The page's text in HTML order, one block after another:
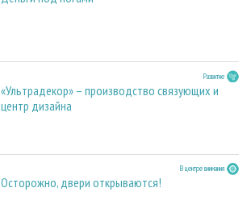
Развитие
«Ультрадекор» – производство связующих и
центр дизайна
В центре внимания
Осторожно, двери открываются!